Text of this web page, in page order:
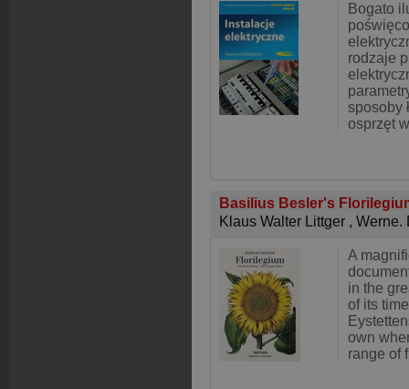
Bogato
rodzaje
sposoby
osprzęt
Basilius Besler's
Klaus Walter Littger , Werne.
A
in the
of its
own
range of